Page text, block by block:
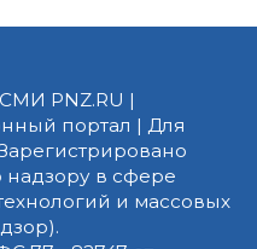
PNZ.RU |
портал | Для
в сфере
и массовых